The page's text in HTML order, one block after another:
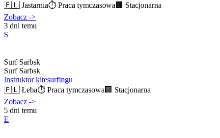
🇵🇱 Jastarnia⏱️ Praca tymczasowa🏢 Stacjonarna
Zobacz ->
3 dni temu
S
Surf Sarbsk
Surf Sarbsk
Instruktor kitesurfingu
🇵🇱 Łeba⏱️ Praca tymczasowa🏢 Stacjonarna
Zobacz ->
5 dni temu
E